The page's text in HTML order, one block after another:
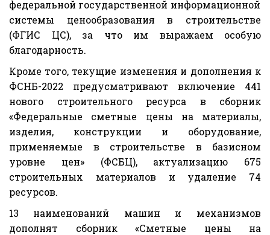
федеральной государственной информационной
системы ценообразования в строительстве
(ФГИС ЦС), за что им выражаем особую
благодарность.
Кроме того, текущие изменения и дополнения к
ФСНБ-2022 предусматривают включение 441
нового строительного ресурса в сборник
«Федеральные сметные цены на материалы,
изделия, конструкции и оборудование,
применяемые в строительстве в базисном
уровне цен» (ФСБЦ), актуализацию 675
строительных материалов и удаление 74
ресурсов.
13 наименований машин и механизмов
дополнят сборник «Сметные цены на